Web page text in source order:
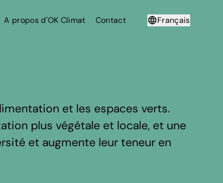
A propos d'OK Climat Contact
Français
et les espaces verts.
plus végétale et locale, et une
et augmente leur teneur en